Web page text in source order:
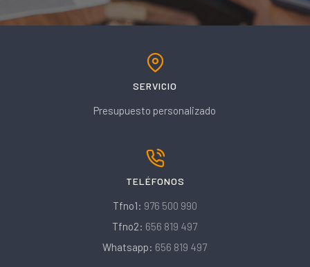
SERVICIO
Presupuesto personalizado
TELÉFONOS
Tfno1: 976 500 990
Tfno2: 656 819 497
Whatsapp: 656 819 497